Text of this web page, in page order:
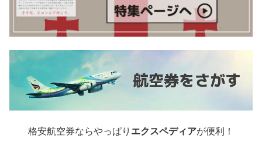
格安航空券ならやっぱり エクスペディアが便利！